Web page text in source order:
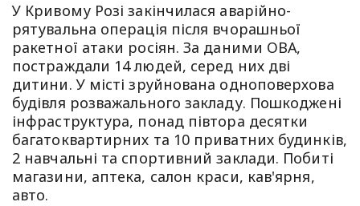
У Кривому Розі закінчилася аварійно-
рятувальна операція після вчорашньої
ракетної атаки росіян. За даними ОВА,
постраждали 14 людей, серед них дві
дитини. У місті зруйнована одноповерхова
будівля розважального закладу. Пошкоджені
інфраструктура, понад півтора десятки
багатоквартирних та 10 приватних будинків,
2 навчальні та спортивний заклади. Побиті
магазини, аптека, салон краси, кав'ярня,
авто.